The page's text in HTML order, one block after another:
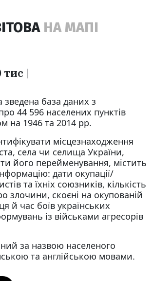
НА МАПІ
зведена база даних з
44 596 населених пунктів
на 1946 та 2014 рр.
місцезнаходження
села чи селища України,
його перейменування, містить
дати окупації/
та їхніх союзників, кількість
злочини, скоєні на окупованій
й час боїв українських
із військами агресорів
за назвою населеного
та англійською мовами.